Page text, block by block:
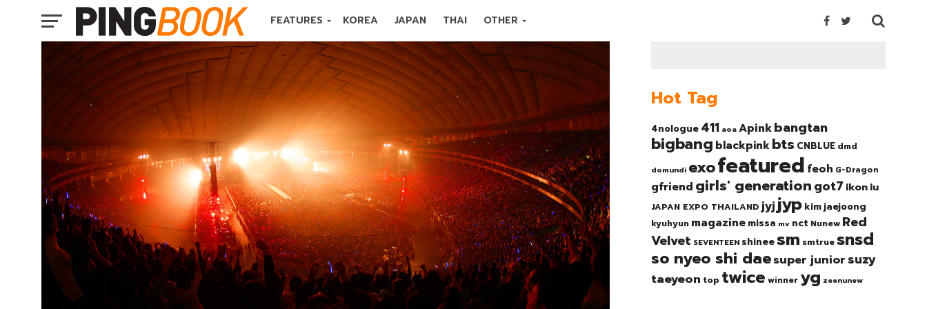
FEATURES KOREA JAPAN THAI OTHER
Hot Tag
4nologue 411 aoaApinkbangtan
bigbang blackpinkbts CNBLUE dmd
domundi exofeatured feoh G-Dragon
gfriend girls' generationgot7 ikoniu
JAPAN EXPO THAILAND jyjjyp kim jaejoong
kyuhyun magazine missa mv nct Nunew Red
Velvet SEVENTEEN shinee sm smtrue snsd
so nyeo shi daesuper junior suzy
taeyeon top twice winner yg zeenunew